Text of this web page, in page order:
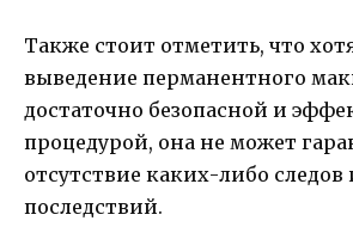
Также стоит отметить, что
выведение перманентного
достаточно безопасной и
процедурой, она не может
отсутствие каких-либо следов
последствий.